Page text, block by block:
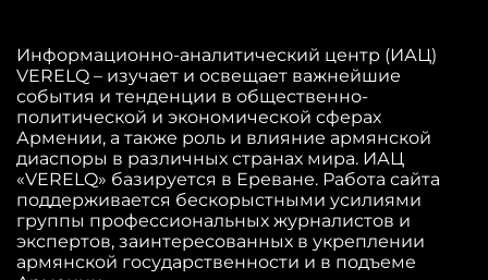
Информационно-аналитический центр (ИАЦ)
VERELQ – изучает и освещает важнейшие
события и тенденции в общественно-
политической и экономической сферах
Армении, а также роль и влияние армянской
диаспоры в различных странах мира. ИАЦ
«VERELQ» базируется в Ереване. Работа сайта
поддерживается бескорыстными усилиями
группы профессиональных журналистов и
экспертов, заинтересованных в укреплении
армянской государственности и в подъеме